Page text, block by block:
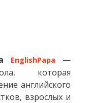
EnglishРapa
—
которая
английского
взрослых и